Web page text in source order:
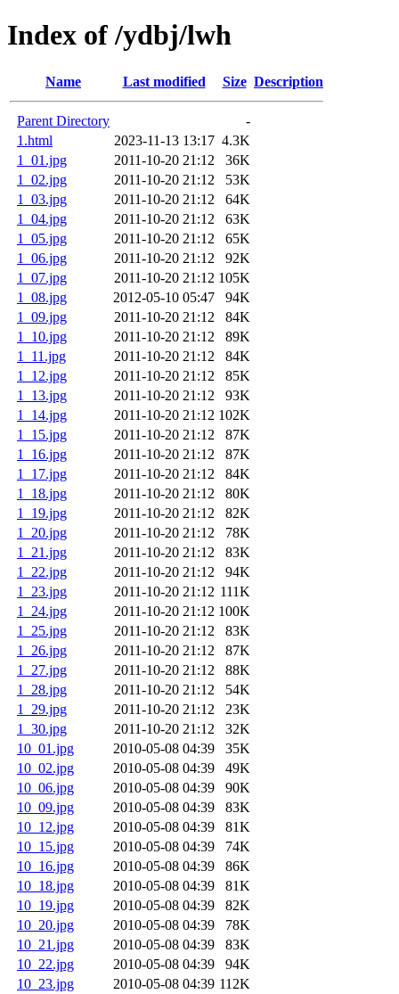
Index of /ydbj/lwh
Name Last modified Size Description
Parent Directory
-
1.html
2023-11-13 13:17 4.3K
1_01.jpg
2011-10-20 21:12
36K
1_02.jpg
2011-10-20 21:12
53K
1_03.jpg
2011-10-20 21:12
64K
1_04.jpg
2011-10-20 21:12
63K
1_05.jpg
2011-10-20 21:12
65K
1_06.jpg
2011-10-20 21:12
92K
1_07.jpg
2011-10-20 21:12 105K
1_08.jpg
2012-05-10 05:47
94K
1_09.jpg
2011-10-20 21:12
84K
1_10.jpg
2011-10-20 21:12
89K
1_11.jpg
2011-10-20 21:12
84K
1_12.jpg
2011-10-20 21:12
85K
1_13.jpg
2011-10-20 21:12
93K
1_14.jpg
2011-10-20 21:12 102K
1_15.jpg
2011-10-20 21:12
87K
1_16.jpg
2011-10-20 21:12
87K
1_17.jpg
2011-10-20 21:12
84K
1_18.jpg
2011-10-20 21:12
80K
1_19.jpg
2011-10-20 21:12
82K
1_20.jpg
2011-10-20 21:12
78K
1_21.jpg
2011-10-20 21:12
83K
1_22.jpg
2011-10-20 21:12
94K
1_23.jpg
2011-10-20 21:12 111K
1_24.jpg
2011-10-20 21:12 100K
1_25.jpg
2011-10-20 21:12
83K
1_26.jpg
2011-10-20 21:12
87K
1_27.jpg
2011-10-20 21:12
88K
1_28.jpg
2011-10-20 21:12
54K
1_29.jpg
2011-10-20 21:12
23K
1_30.jpg
2011-10-20 21:12
32K
10_01.jpg
2010-05-08 04:39
35K
10_02.jpg
2010-05-08 04:39
49K
10_06.jpg
2010-05-08 04:39
90K
10_09.jpg
2010-05-08 04:39
83K
10_12.jpg
2010-05-08 04:39
81K
10_15.jpg
2010-05-08 04:39
74K
10_16.jpg
2010-05-08 04:39
86K
10_18.jpg
2010-05-08 04:39
81K
10_19.jpg
2010-05-08 04:39
82K
10_20.jpg
2010-05-08 04:39
78K
10_21.jpg
2010-05-08 04:39
83K
10_22.jpg
2010-05-08 04:39
94K
10_23.jpg
2010-05-08 04:39 112K